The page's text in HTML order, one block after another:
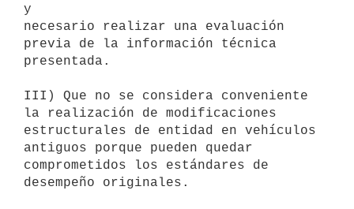
y
necesario realizar una evaluación
previa de la información técnica
presentada.
III) Que no se considera conveniente
la realización de modificaciones
estructurales de entidad en vehículos
antiguos porque pueden quedar
comprometidos los estándares de
desempeño originales.